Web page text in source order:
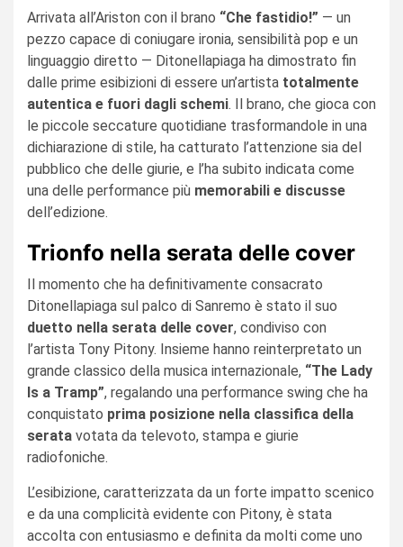
Arrivata all’Ariston con il brano “Che fastidio!” — un
pezzo capace di coniugare ironia, sensibilità pop e un
linguaggio diretto — Ditonellapiaga ha dimostrato fin
dalle prime esibizioni di essere un’artista totalmente
autentica e fuori dagli schemi. Il brano, che gioca con
le piccole seccature quotidiane trasformandole in una
dichiarazione di stile, ha catturato l’attenzione sia del
pubblico che delle giurie, e l’ha subito indicata come
una delle performance più memorabili e discusse
dell’edizione.
Trionfo nella serata delle cover
Il momento che ha definitivamente consacrato
Ditonellapiaga sul palco di Sanremo è stato il suo
duetto nella serata delle cover, condiviso con
l’artista Tony Pitony. Insieme hanno reinterpretato un
grande classico della musica internazionale, “The Lady
Is a Tramp”, regalando una performance swing che ha
conquistato prima posizione nella classifica della
serata votata da televoto, stampa e giurie
radiofoniche.
L’esibizione, caratterizzata da un forte impatto scenico
e da una complicità evidente con Pitony, è stata
accolta con entusiasmo e definita da molti come uno